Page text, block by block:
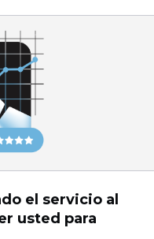
el servicio al
usted para